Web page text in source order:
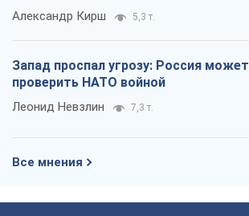
Александр Кирш 5,3 т.
Запад проспал угрозу: Россия может
проверить НАТО войной
Леонид Невзлин 7,3 т.
Все мнения